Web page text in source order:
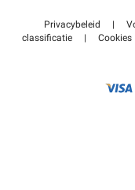
Helpcentrum
Betalen voor parkeren
Privacybeleid |
classificatie
| Cookies